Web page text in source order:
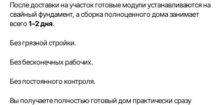
После доставки на участок готовые модули устанавливаются на
свайный фундамент, а сборка полноценного дома занимает
всего1–2 дня.
Без грязной стройки.
Без бесконечных рабочих.
Без постоянного контроля.
Вы получаете полностью готовый дом практически сразу